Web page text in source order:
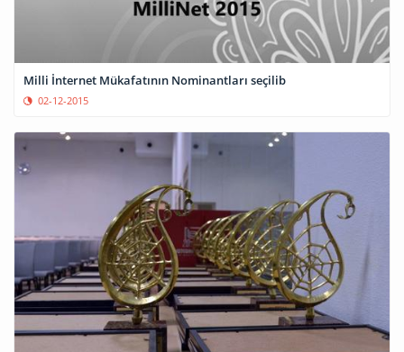
Milli İnternet Mükafatının Nominantları seçilib
02-12-2015